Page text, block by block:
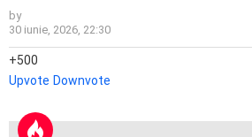
by
30 iunie, 2026, 22:30
500
Upvote Downvote